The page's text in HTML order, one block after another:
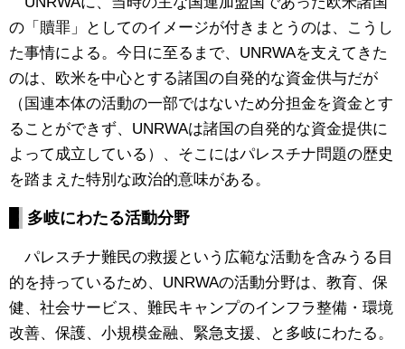
の「贖罪」としてのイメージが付きまとうのは、こうし
た事情による。今日に至るまで、UNRWAを支えてきた
のは、欧米を中心とする諸国の自発的な資金供与だが
（国連本体の活動の一部ではないため分担金を資金とす
ることができず、UNRWAは諸国の自発的な資金提供に
よって成立している）、そこにはパレスチナ問題の歴史
を踏まえた特別な政治的意味がある。
多岐にわたる活動分野
パレスチナ難民の救援という広範な活動を含みうる目
的を持っているため、UNRWAの活動分野は、教育、保
健、社会サービス、難民キャンプのインフラ整備・環境
改善、保護、小規模金融、緊急支援、と多岐にわたる。